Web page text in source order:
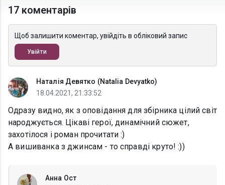
17 коментарів
Щоб залишити коментар, увійдіть в обліковий запис
Увійти
Наталія Девятко (Natalia Devyatko)
18.04.2021, 21:33:52
Одразу видно, як з оповідання для збірника цілий світ
народжується. Цікаві герої, динамічний сюжет,
захотілося і роман прочитати :)
А вишиванка з джинсам - то справді круто! :))
Анна Ост